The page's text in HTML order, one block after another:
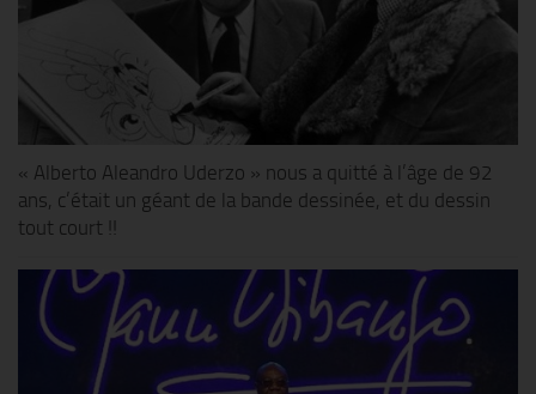
« Alberto Aleandro Uderzo » nous a quitté à l’âge de 92
ans, c’était un géant de la bande dessinée, et du dessin
tout court !!